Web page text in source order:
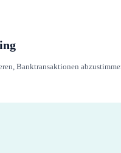
Banktransaktionen